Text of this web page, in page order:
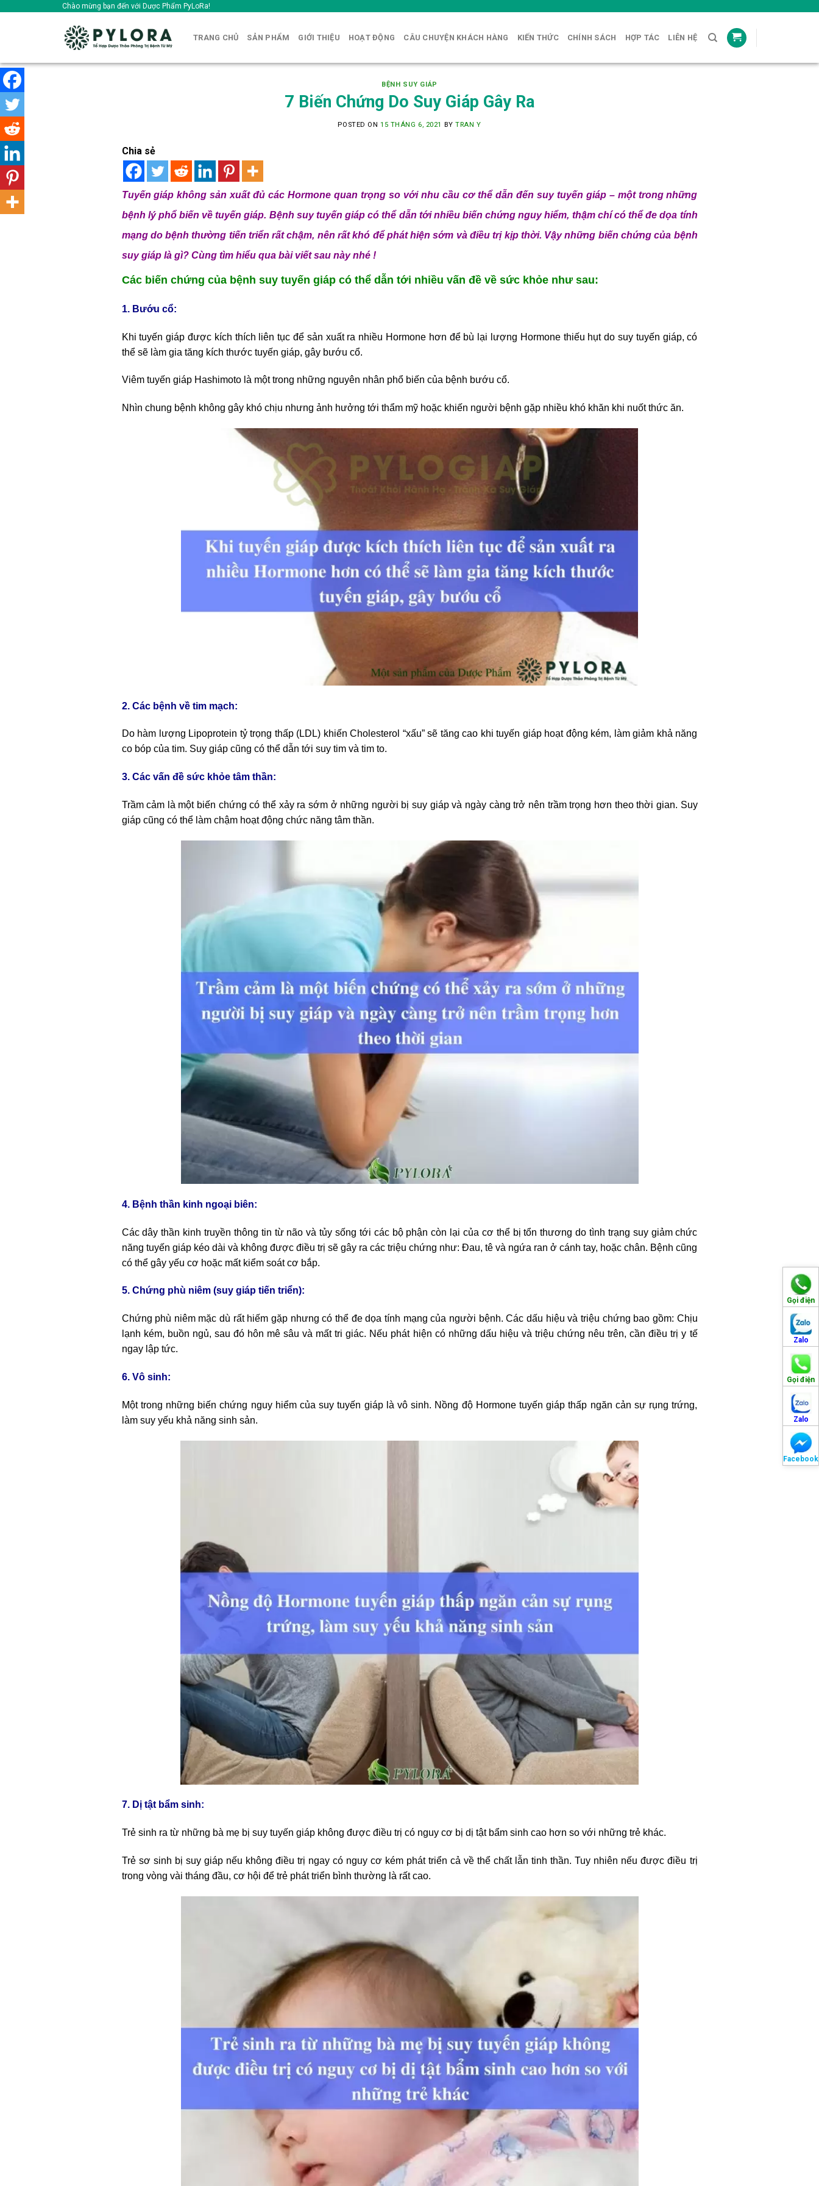
Chào mừng bạn đến với Dược Phẩm PyLoRa!
TRANG CHỦ SẢN PHẨM GIỚI THIỆU HOẠT ĐỘNG CÂU CHUYỆN KHÁCH HÀNG KIẾN THỨC CHÍNH SÁCH HỢP TÁC LIÊN HỆ
Gọi điện
Zalo
Gọi điện
Zalo
Facebook
BỆNH SUY GIÁP
7 Biến Chứng Do Suy Giáp Gây Ra
POSTED ON 15 THÁNG 6, 2021 BYTRAN Y
Chia sẻ
Tuyến giáp không sản xuất đủ các Hormone quan trọng so với nhu cầu cơ thể dẫn đến suy tuyến giáp – một trong những
bệnh lý phổ biến về tuyến giáp. Bệnh suy tuyến giáp có thể dẫn tới nhiều biến chứng nguy hiểm, thậm chí có thể đe dọa tính
mạng do bệnh thường tiến triển rất chậm, nên rất khó để phát hiện sớm và điều trị kịp thời. Vậy những biến chứng của bệnh
suy giáp là gì? Cùng tìm hiểu qua bài viết sau này nhé !
Các biến chứng của bệnh suy tuyến giáp có thể dẫn tới nhiều vấn đề về sức khỏe như sau:
1. Bướu cổ:
Khi tuyến giáp được kích thích liên tục để sản xuất ra nhiều Hormone hơn để bù lại lượng Hormone thiếu hụt do suy tuyến giáp, có
thể sẽ làm gia tăng kích thước tuyến giáp, gây bướu cổ.
Viêm tuyến giáp Hashimoto là một trong những nguyên nhân phổ biến của bệnh bướu cổ.
Nhìn chung bệnh không gây khó chịu nhưng ảnh hưởng tới thẩm mỹ hoặc khiến người bệnh gặp nhiều khó khăn khi nuốt thức ăn.
2. Các bệnh về tim mạch:
Do hàm lượng Lipoprotein tỷ trọng thấp (LDL) khiến Cholesterol “xấu” sẽ tăng cao khi tuyến giáp hoạt động kém, làm giảm khả năng
co bóp của tim. Suy giáp cũng có thể dẫn tới suy tim và tim to.
3. Các vấn đề sức khỏe tâm thần:
Trầm cảm là một biến chứng có thể xảy ra sớm ở những người bị suy giáp và ngày càng trở nên trầm trọng hơn theo thời gian. Suy
giáp cũng có thể làm chậm hoạt động chức năng tâm thần.
4. Bệnh thần kinh ngoại biên:
Các dây thần kinh truyền thông tin từ não và tủy sống tới các bộ phận còn lại của cơ thể bị tổn thương do tình trạng suy giảm chức
năng tuyến giáp kéo dài và không được điều trị sẽ gây ra các triệu chứng như: Đau, tê và ngứa ran ở cánh tay, hoặc chân. Bệnh cũng
có thể gây yếu cơ hoặc mất kiểm soát cơ bắp.
5. Chứng phù niêm (suy giáp tiến triển):
Chứng phù niêm mặc dù rất hiếm gặp nhưng có thể đe dọa tính mạng của người bệnh. Các dấu hiệu và triệu chứng bao gồm: Chịu
lạnh kém, buồn ngủ, sau đó hôn mê sâu và mất tri giác. Nếu phát hiện có những dấu hiệu và triệu chứng nêu trên, cần điều trị y tế
ngay lập tức.
6. Vô sinh:
Một trong những biến chứng nguy hiểm của suy tuyến giáp là vô sinh. Nồng độ Hormone tuyến giáp thấp ngăn cản sự rụng trứng,
làm suy yếu khả năng sinh sản.
7. Dị tật bẩm sinh:
Trẻ sinh ra từ những bà mẹ bị suy tuyến giáp không được điều trị có nguy cơ bị dị tật bẩm sinh cao hơn so với những trẻ khác.
Trẻ sơ sinh bị suy giáp nếu không điều trị ngay có nguy cơ kém phát triển cả về thể chất lẫn tinh thần. Tuy nhiên nếu được điều trị
trong vòng vài tháng đầu, cơ hội để trẻ phát triển bình thường là rất cao.